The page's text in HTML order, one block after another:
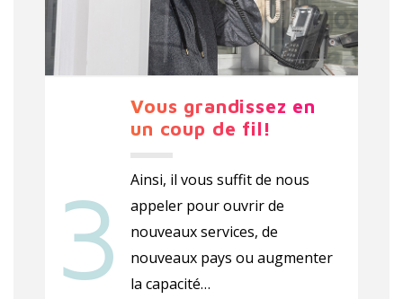
Vous grandissez en
un coup de fil!
Ainsi, il vous suffit de nous
appeler pour ouvrir de
nouveaux services, de
nouveaux pays ou augmenter
la capacité…